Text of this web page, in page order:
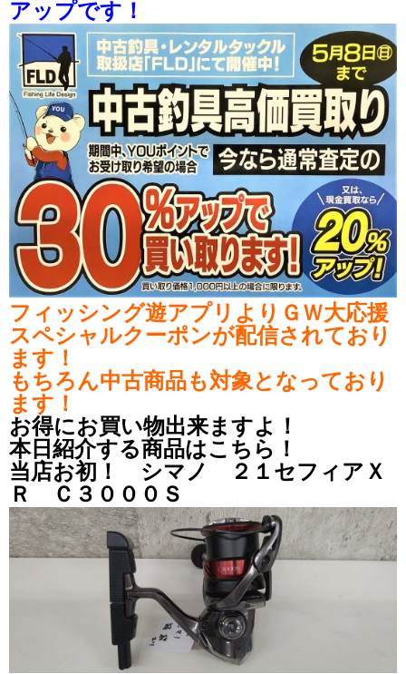
アップです！
フィッシング遊アプリよりＧＷ大応援
スペシャルクーポンが配信されており
ます！
もちろん中古商品も対象となっており
ます！
お得にお買い物出来ますよ！
本日紹介する商品はこちら！
当店お初！ シマノ ２１セフィアＸ
Ｒ Ｃ３０００Ｓ